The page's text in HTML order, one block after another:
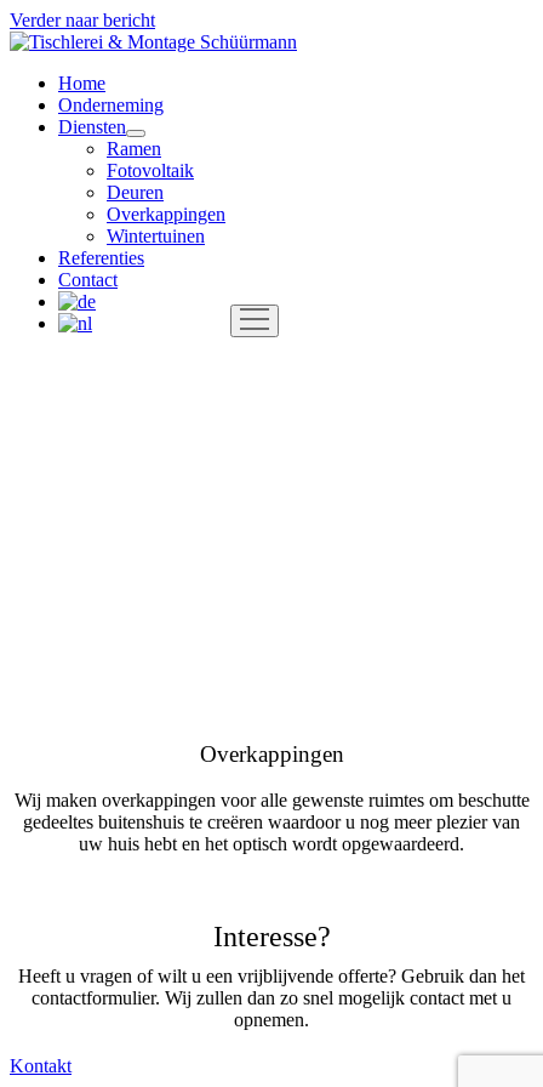
Verder naar bericht
Tischlerei
Montage
Schüürmann
Home
Onderneming
Diensten
open
menu
Ramen
Fotovoltaik
Deuren
Overkappingen
Wintertuinen
Referenties
Contact
open
menu
Overkappingen
Wij maken overkappingen voor alle gewenste ruimtes om beschutte
gedeeltes buitenshuis te creëren waardoor u nog meer plezier van
uw huis hebt en het optisch wordt opgewaardeerd.
Interesse?
Heeft u vragen of wilt u een vrijblijvende offerte? Gebruik dan het
contactformulier. Wij zullen dan zo snel mogelijk contact met u
opnemen.
Kontakt